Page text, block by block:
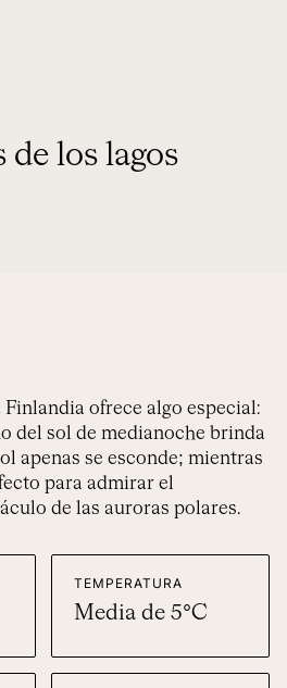
de los lagos
Finlandia ofrece algo especial:
del sol de medianoche brinda
apenas se esconde; mientras
para admirar el
de las auroras polares.
TEMPERATURA
Media de 5°C